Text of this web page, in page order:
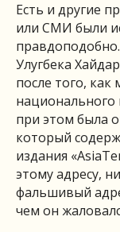
Есть и другие
или СМИ были
Улугбека
после того,
при этом была
который
издания
этому адресу,
фальшивый
чем он